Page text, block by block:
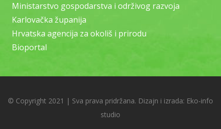
Ministarstvo gospodarstva i održivog razvoja
Karlovačka županija
Hrvatska agencija za okoliš i prirodu
Bioportal
© Copyright 2021 | Sva prava pridržana. Dizajn i izrada: Eko-info
studio